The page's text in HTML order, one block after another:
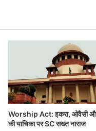
Worship Act: इकरा, ओवैसी
की याचिका पर SC सख्‍त नाराज